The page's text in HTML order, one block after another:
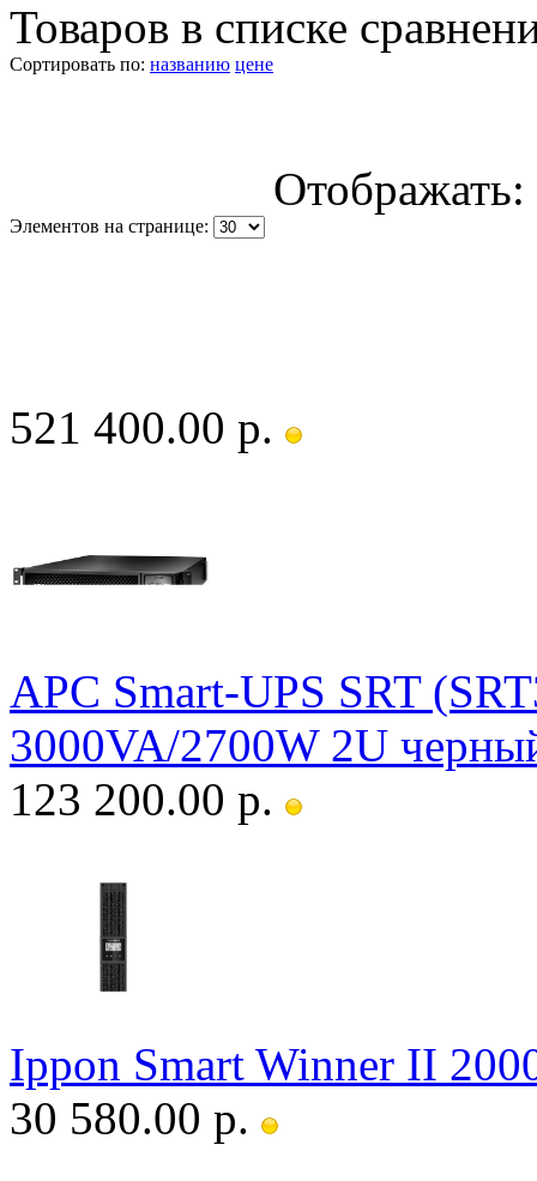
Товаров в списке
Сортировать по: названию цене
Отображать:
Элементов на странице:
521 400.00 р.
APC Smart-UPS SRT
3000VA/2700W 2U
123 200.00 р.
Ippon Smart Winner II
30 580.00 р.